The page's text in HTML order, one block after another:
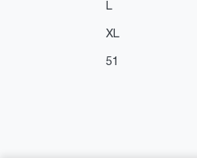
L
XL
51